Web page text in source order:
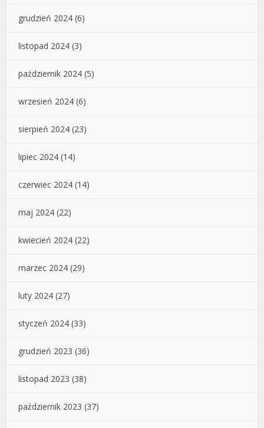
grudzień 2024 (6)
listopad 2024 (3)
październik 2024 (5)
wrzesień 2024 (6)
sierpień 2024 (23)
lipiec 2024 (14)
czerwiec 2024 (14)
maj 2024 (22)
kwiecień 2024 (22)
marzec 2024 (29)
luty 2024 (27)
styczeń 2024 (33)
grudzień 2023 (36)
listopad 2023 (38)
październik 2023 (37)